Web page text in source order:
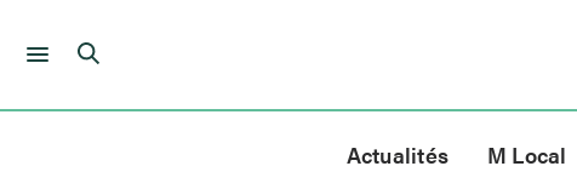
Skip
Actualités M Local